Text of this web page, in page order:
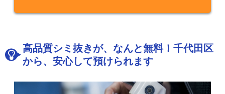
高品質シミ抜きが、なんと無料！千代田区
から、安心して預けられます